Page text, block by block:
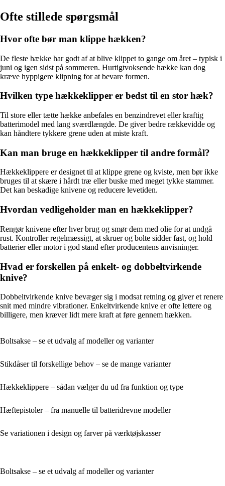
Ofte stillede spørgsmål
Hvor ofte bør man klippe hækken?
De fleste hække har godt af at blive klippet to gange om året – typisk i
juni og igen sidst på sommeren. Hurtigtvoksende hække kan dog
kræve hyppigere klipning for at bevare formen.
Hvilken type hækkeklipper er bedst til en stor hæk?
Til store eller tætte hække anbefales en benzindrevet eller kraftig
batterimodel med lang sværdlængde. De giver bedre rækkevidde og
kan håndtere tykkere grene uden at miste kraft.
Kan man bruge en hækkeklipper til andre formål?
Hækkeklippere er designet til at klippe grene og kviste, men bør ikke
bruges til at skære i hårdt træ eller buske med meget tykke stammer.
Det kan beskadige knivene og reducere levetiden.
Hvordan vedligeholder man en hækkeklipper?
Rengør knivene efter hver brug og smør dem med olie for at undgå
rust. Kontroller regelmæssigt, at skruer og bolte sidder fast, og hold
batterier eller motor i god stand efter producentens anvisninger.
Hvad er forskellen på enkelt- og dobbeltvirkende
knive?
Dobbeltvirkende knive bevæger sig i modsat retning og giver et renere
snit med mindre vibrationer. Enkeltvirkende knive er ofte lettere og
billigere, men kræver lidt mere kraft at føre gennem hækken.
Boltsakse – se et udvalg af modeller og varianter
Stikdåser til forskellige behov – se de mange varianter
Hækkeklippere – sådan vælger du ud fra funktion og type
Hæftepistoler – fra manuelle til batteridrevne modeller
Se variationen i design og farver på værktøjskasser
Boltsakse – se et udvalg af modeller og varianter